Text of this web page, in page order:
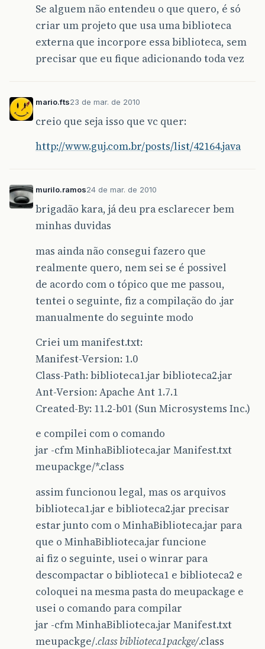
Se alguem não entendeu o que quero, é só
criar um projeto que usa uma biblioteca
externa que incorpore essa biblioteca, sem
precisar que eu fique adicionando toda vez
mario.fts23 de mar. de 2010
creio que seja isso que vc quer:
http://www.guj.com.br/posts/list/42164.java
murilo.ramos24 de mar. de 2010
brigadão kara, já deu pra esclarecer bem
minhas duvidas
mas ainda não consegui fazero que
realmente quero, nem sei se é possivel
de acordo com o tópico que me passou,
tentei o seguinte, fiz a compilação do .jar
manualmente do seguinte modo
Criei um manifest.txt:
Manifest-Version: 1.0
Class-Path: biblioteca1.jar biblioteca2.jar
Ant-Version: Apache Ant 1.7.1
Created-By: 11.2-b01 (Sun Microsystems Inc.)
e compilei com o comando
jar -cfm MinhaBiblioteca.jar Manifest.txt
meupackge/*.class
assim funcionou legal, mas os arquivos
biblioteca1.jar e biblioteca2.jar precisar
estar junto com o MinhaBiblioteca.jar para
que o MinhaBiblioteca.jar funcione
ai fiz o seguinte, usei o winrar para
descompactar o biblioteca1 e biblioteca2 e
coloquei na mesma pasta do meupackage e
usei o comando para compilar
jar -cfm MinhaBiblioteca.jar Manifest.txt
meupackge/.class biblioteca1packge/.class